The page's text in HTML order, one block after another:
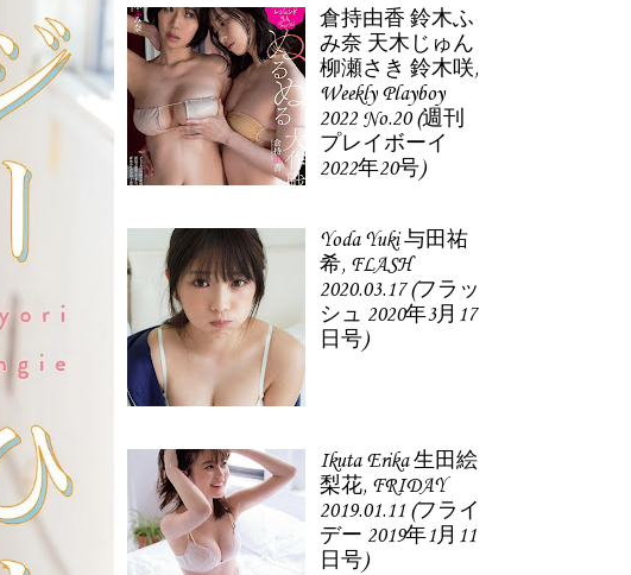
倉持由香 鈴木ふ
み奈 天木じゅん
柳瀬さき 鈴木咲,
Weekly Playboy
2022 No.20 (週刊
プレイボーイ
2022年20号)
Yoda Yuki 与田祐
希, FLASH
2020.03.17 (フラッ
シュ 2020年3月17
日号)
Ikuta Erika 生田絵
梨花, FRIDAY
2019.01.11 (フライ
デー 2019年1月11
日号)